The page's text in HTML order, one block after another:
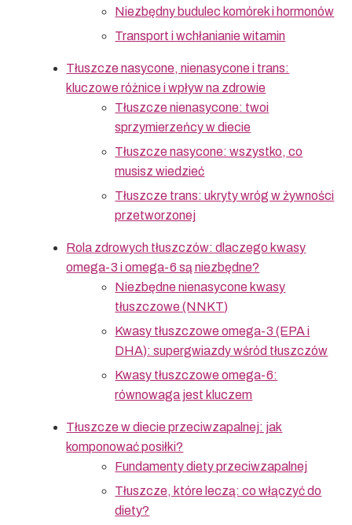
Niezbędny budulec komórek i hormonów
Transport i wchłanianie witamin
Tłuszcze nasycone, nienasycone i trans:
kluczowe różnice i wpływ na zdrowie
Tłuszcze nienasycone: twoi
sprzymierzeńcy w diecie
Tłuszcze nasycone: wszystko, co
musisz wiedzieć
Tłuszcze trans: ukryty wróg w żywności
przetworzonej
Rola zdrowych tłuszczów: dlaczego kwasy
omega-3 i omega-6 są niezbędne?
Niezbędne nienasycone kwasy
tłuszczowe (NNKT)
Kwasy tłuszczowe omega-3 (EPA i
DHA): supergwiazdy wśród tłuszczów
Kwasy tłuszczowe omega-6:
równowaga jest kluczem
Tłuszcze w diecie przeciwzapalnej: jak
komponować posiłki?
Fundamenty diety przeciwzapalnej
Tłuszcze, które leczą: co włączyć do
diety?